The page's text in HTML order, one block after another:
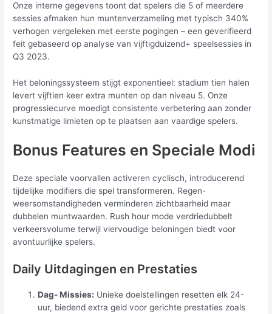
Onze interne gegevens toont dat spelers die 5 of meerdere
sessies afmaken hun muntenverzameling met typisch 340%
verhogen vergeleken met eerste pogingen – een geverifieerd
feit gebaseerd op analyse van vijftigduizend+ speelsessies in
Q3 2023.
Het beloningssysteem stijgt exponentieel: stadium tien halen
levert vijftien keer extra munten op dan niveau 5. Onze
progressiecurve moedigt consistente verbetering aan zonder
kunstmatige limieten op te plaatsen aan vaardige spelers.
Bonus Features en Speciale Modi
Deze speciale voorvallen activeren cyclisch, introducerend
tijdelijke modifiers die spel transformeren. Regen-
weersomstandigheden verminderen zichtbaarheid maar
dubbelen muntwaarden. Rush hour mode verdriedubbelt
verkeersvolume terwijl viervoudige beloningen biedt voor
avontuurlijke spelers.
Daily Uitdagingen en Prestaties
Dag- Missies: Unieke doelstellingen resetten elk 24-
uur, biedend extra geld voor gerichte prestaties zoals